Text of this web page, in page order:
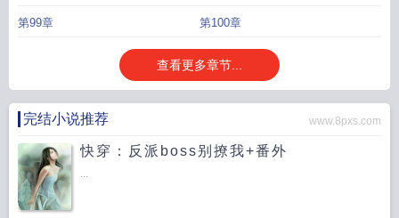
第99章 第100章
查看更多章节...
完结小说推荐 www.8pxs.com
快穿：反派boss别撩我+番外
...